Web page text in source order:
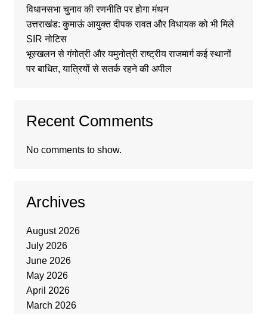
विधानसभा चुनाव की रणनीति पर होगा मंथन
उत्तराखंड: कुमाऊं आयुक्त दीपक रावत और विधायक को भी मिले
SIR नोटिस
भूस्खलन से गंगोत्री और यमुनोत्री राष्ट्रीय राजमार्ग कई स्थानों
पर बाधित, यात्रियों से सतर्क रहने की अपील
Recent Comments
No comments to show.
Archives
August 2026
July 2026
June 2026
May 2026
April 2026
March 2026